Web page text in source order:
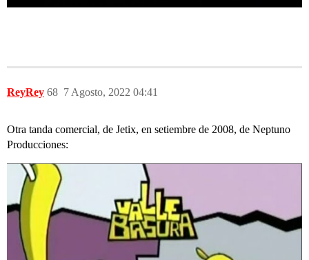
ReyRey 7 Agosto, 2022 04:41
68
Otra tanda comercial, de Jetix, en setiembre de 2008, de Neptuno
Producciones: